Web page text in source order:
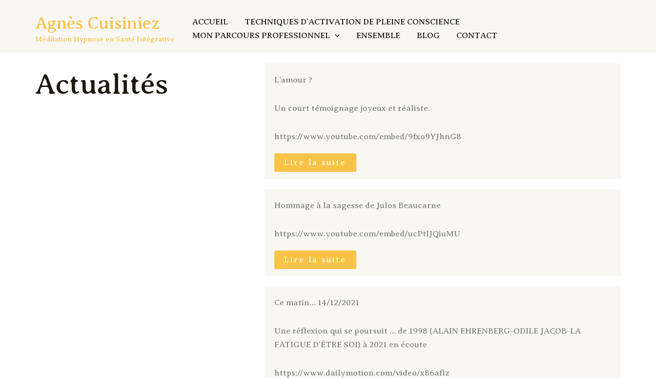
Agnès Cuisiniez
Méditation Hypnose en Santé Intégrative
ACCUEIL
TECHNIQUES D’ACTIVATION DE PLEINE CONSCIENCE
MON PARCOURS PROFESSIONNEL
ENSEMBLE BLOG CONTACT
Actualités L’amour ?
Un court témoignage joyeux et réaliste.
https://www.youtube.com/embed/9fxo9YJhnG8
Lire la suite
Hommage à la sagesse de Julos Beaucarne
https://www.youtube.com/embed/ucPtlJQiuMU
Lire la suite
Ce matin… 14/12/2021
Une réflexion qui se poursuit … de 1998 (ALAIN EHRENBERG-ODILE JACOB-LA
FATIGUE D’ÊTRE SOI) à 2021 en écoute
https://www.dailymotion.com/video/x86aflz